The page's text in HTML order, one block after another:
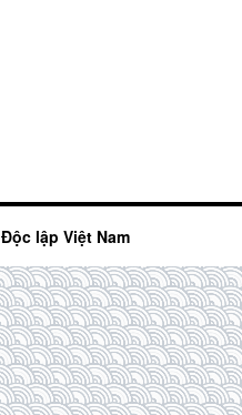
lập Việt Nam